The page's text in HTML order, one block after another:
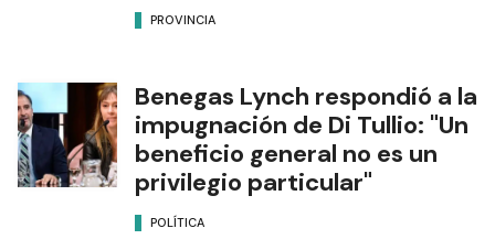
PROVINCIA
Benegas Lynch respondió a la
impugnación de Di Tullio: "Un
beneficio general no es un
privilegio particular"
POLÍTICA